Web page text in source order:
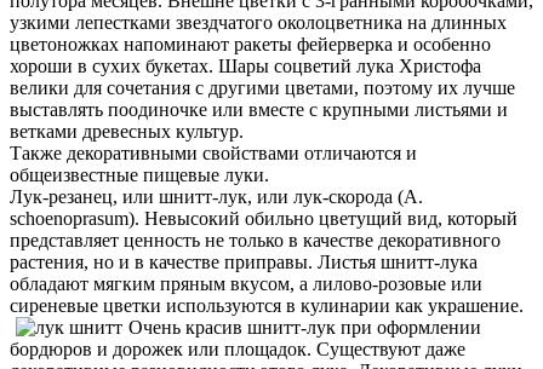
узкими лепестками звездчатого околоцветника на длинных
цветоножках напоминают ракеты фейерверка и особенно
хороши в сухих букетах. Шары соцветий лука Христофа
велики для сочетания с другими цветами, поэтому их лучше
выставлять поодиночке или вместе с крупными листьями и
ветками древесных культур.
Также декоративными свойствами отличаются и
общеизвестные пищевые луки.
Лук-резанец, или шнитт-лук, или лук-скорода (A.
schoenoprasum). Невысокий обильно цветущий вид, который
представляет ценность не только в качестве декоративного
растения, но и в качестве приправы. Листья шнитт-лука
обладают мягким пряным вкусом, а лилово-розовые или
сиреневые цветки используются в кулинарии как украшение.
Очень красив шнитт-лук при оформлении
бордюров и дорожек или площадок. Существуют даже